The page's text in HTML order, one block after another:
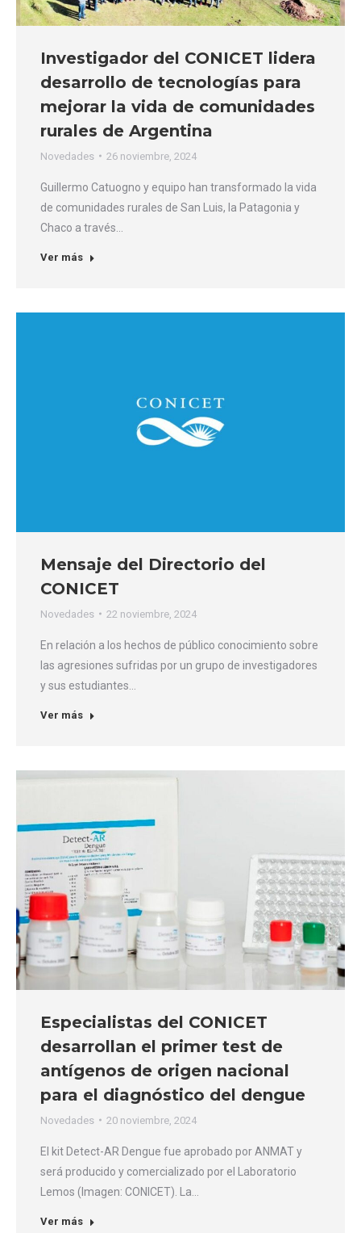
Investigador del CONICET lidera
desarrollo de tecnologías para
mejorar la vida de comunidades
rurales de Argentina
Novedades 26 noviembre, 2024
Guillermo Catuogno y equipo han transformado la vida
de comunidades rurales de San Luis, la Patagonia y
Chaco a través…
Ver más
Mensaje del Directorio del
CONICET
Novedades 22 noviembre, 2024
En relación a los hechos de público conocimiento sobre
las agresiones sufridas por un grupo de investigadores
y sus estudiantes…
Ver más
Especialistas del CONICET
desarrollan el primer test de
antígenos de origen nacional
para el diagnóstico del dengue
Novedades 20 noviembre, 2024
El kit Detect-AR Dengue fue aprobado por ANMAT y
será producido y comercializado por el Laboratorio
Lemos (Imagen: CONICET). La…
Ver más